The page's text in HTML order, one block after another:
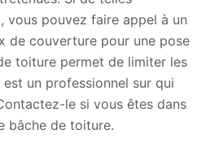
vous pouvez faire appel à un
de couverture pour une pose
toiture permet de limiter les
un professionnel sur qui
le si vous êtes dans
bâche de toiture.